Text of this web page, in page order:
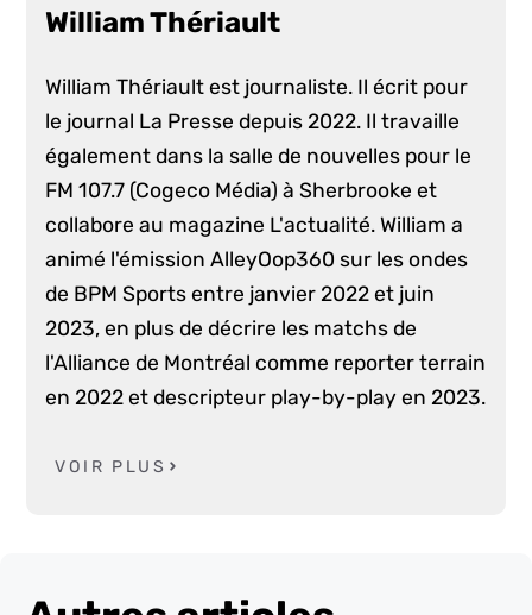
William Thériault
William Thériault est journaliste. Il écrit pour
le journal La Presse depuis 2022. Il travaille
également dans la salle de nouvelles pour le
FM 107.7 (Cogeco Média) à Sherbrooke et
collabore au magazine L'actualité. William a
animé l'émission AlleyOop360 sur les ondes
de BPM Sports entre janvier 2022 et juin
2023, en plus de décrire les matchs de
l'Alliance de Montréal comme reporter terrain
en 2022 et descripteur play-by-play en 2023.
VOIR PLUS